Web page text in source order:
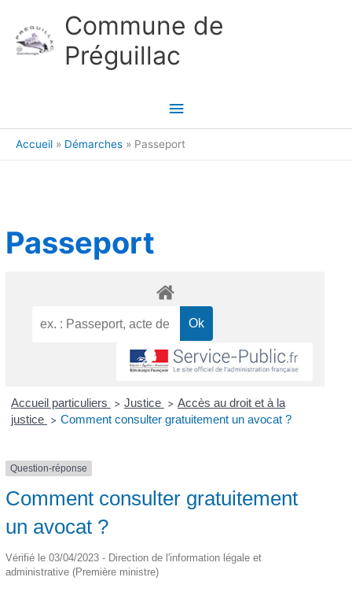
Commune de
Préguillac
Menu
principal
Accueil Démarches Passeport
Passeport
Accueil particuliers > Justice > Accès au droit et à la
justice > Comment consulter gratuitement un avocat ?
Question-réponse
Comment consulter gratuitement
un avocat ?
Vérifié le 03/04/2023 - Direction de l'information légale et
administrative (Première ministre)